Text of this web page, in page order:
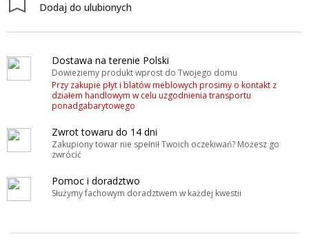
Dodaj do ulubionych
Dostawa na terenie Polski
Dowieziemy produkt wprost do Twojego domu
Przy zakupie płyt i blatów meblowych prosimy o kontakt z
działem handlowym w celu uzgodnienia transportu
ponadgabarytowego
Zwrot towaru do 14 dni
Zakupiony towar nie spełnił Twoich oczekiwań? Możesz go
zwrócić
Pomoc i doradztwo
Służymy fachowym doradztwem w każdej kwestii